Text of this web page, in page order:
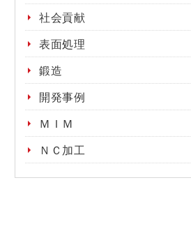
社会貢献
表面処理
鍛造
開発事例
ＭＩＭ
ＮＣ加工